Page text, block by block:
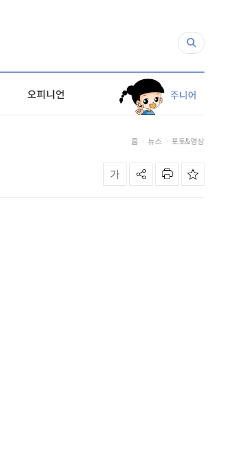
오피니언 주니어
홈 뉴스 포토&영상